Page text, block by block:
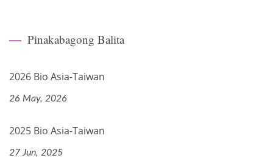
Pinakabagong Balita
2026 Bio Asia-Taiwan
26 May, 2026
2025 Bio Asia-Taiwan
27 Jun, 2025